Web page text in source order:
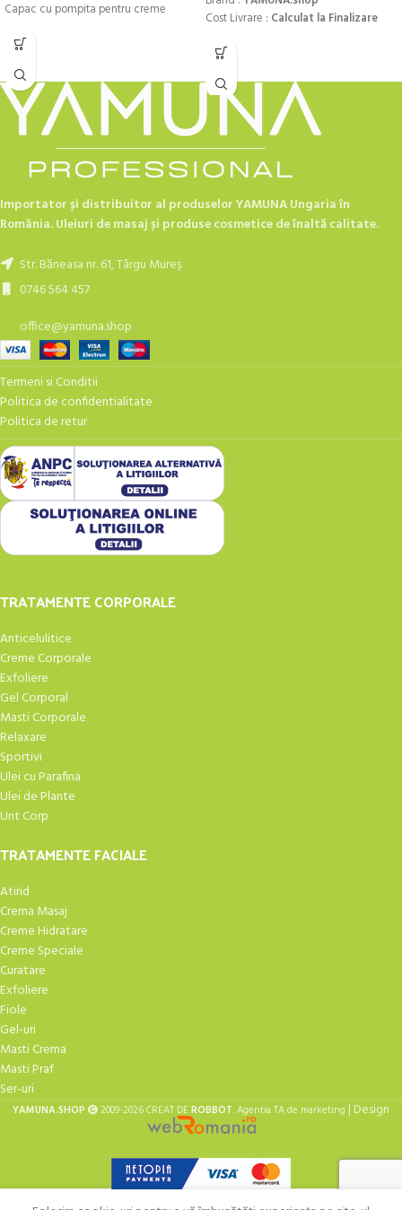
Capac cu pompita pentru creme
Cost Livrare : Calculat la Finalizare
Importator și distribuitor al produselor YAMUNA Ungaria în
România. Uleiuri de masaj și produse cosmetice de înaltă calitate.
Str. Băneasa nr. 61, Târgu Mureș
0746 564 457
office@yamuna.shop
Termeni si Conditii
Politica de confidentialitate
Politica de retur
TRATAMENTE CORPORALE
Anticelulitice
Creme Corporale
Exfoliere
Gel Corporal
Masti Corporale
Relaxare
Sportivi
Ulei cu Parafina
Ulei de Plante
Unt Corp
TRATAMENTE FACIALE
Atirid
Crema Masaj
Creme Hidratare
Creme Speciale
Curatare
Exfoliere
Fiole
Gel-uri
Masti Crema
Masti Praf
Ser-uri
YAMUNA.SHOP 2009-2026 CREAT DEROBBOT. Agentia TA de marketing | Design